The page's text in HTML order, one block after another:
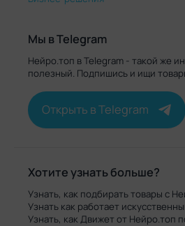
Мы в Telegram
Нейро.топ в Telegram - такой же
полезный. Подпишись и ищи
Открыть в Telegram
Хотите узнать больше?
Узнать, как подбирать товары с
Узнать как работает
Узнать, как Движет от Нейро.топ